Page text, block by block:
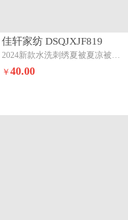
佳轩家纺 DSQJXJF819
2024新款水洗刺绣夏被夏凉被空调被字母款-奶昔白-果绿
￥ 40.00